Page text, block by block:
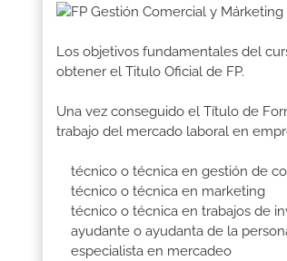
Los objetivos fundamentales del
obtener el Titulo Oficial de FP.
Una vez conseguido el Título de
trabajo del mercado laboral en
técnico o técnica en gestión de
técnico o técnica en marketing
técnico o técnica en trabajos de
ayudante o ayudanta de la
especialista en mercadeo